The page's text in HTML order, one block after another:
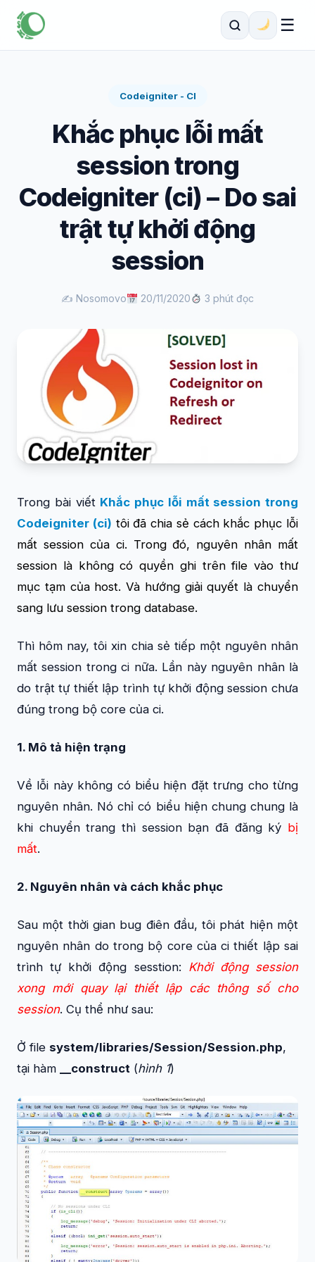
☰
Codeigniter - CI
Khắc phục lỗi mất
session trong
Codeigniter (ci) – Do sai
trật tự khởi động
session
✍️ Nosomovo 20/11/2020 3 phút đọc
Trong bài viết Khắc phục lỗi mất session trong
Codeigniter (ci) tôi đã chia sẻ cách khắc phục lỗi
mất session của ci. Trong đó, nguyên nhân mất
session là không có quyền ghi trên file vào thư
mục tạm của host. Và hướng giải quyết là chuyển
sang lưu session trong database.
Thì hôm nay, tôi xin chia sẻ tiếp một nguyên nhân
mất session trong ci nữa. Lần này nguyên nhân là
do trật tự thiết lập trình tự khởi động session chưa
đúng trong bộ core của ci.
1. Mô tả hiện trạng
Về lỗi này không có biểu hiện đặt trưng cho từng
nguyên nhân. Nó chỉ có biểu hiện chung chung là
khi chuyển trang thì session bạn đã đăng ký bị
mất.
2. Nguyên nhân và cách khắc phục
Sau một thời gian bug điên đầu, tôi phát hiện một
nguyên nhân do trong bộ core của ci thiết lập sai
trình tự khởi động sesstion: Khởi động session
xong mới quay lại thiết lập các thông số cho
session. Cụ thể như sau:
Ở file system/libraries/Session/Session.php,
tại hàm
__construct (hình 1)